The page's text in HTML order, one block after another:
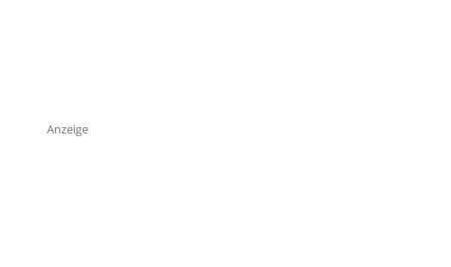
Anzeige